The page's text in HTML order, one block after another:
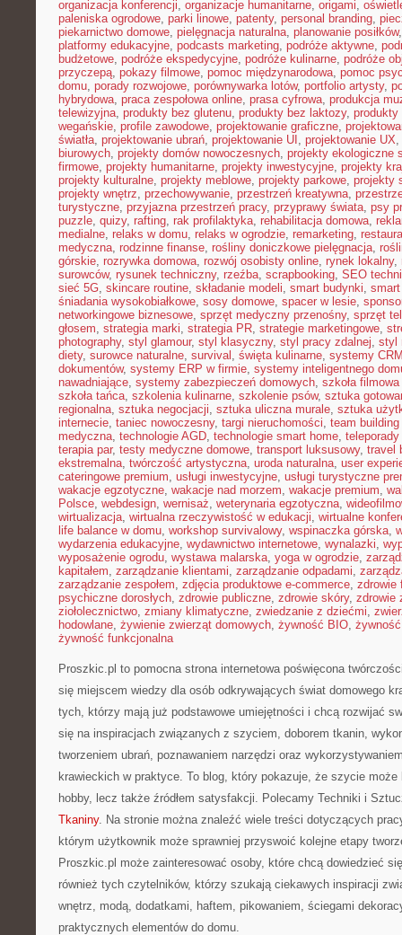
organizacja konferencji, organizacje humanitarne, origami,
paleniska ogrodowe, parki linowe, patenty, personal branding,
piekarnictwo domowe, pielęgnacja naturalna, planowanie posiłków
platformy edukacyjne, podcasts marketing, podróże aktywne,
budżetowe, podróże ekspedycyjne, podróże kulinarne, podróże
przyczepą, pokazy filmowe, pomoc międzynarodowa, pomoc
domu, porady rozwojowe, porównywarka lotów, portfolio artysty,
hybrydowa, praca zespołowa online, prasa cyfrowa, produkcja
telewizyjna, produkty bez glutenu, produkty bez laktozy, produkty
wegańskie, profile zawodowe, projektowanie graficzne,
światła, projektowanie ubrań, projektowanie UI , projektowanie UX,
biurowych, projekty domów nowoczesnych, projekty ekologiczne
firmowe, projekty humanitarne, projekty inwestycyjne, projekty
projekty kulturalne, projekty meblowe, projekty parkowe, projekty
projekty wnętrz, przechowywanie, przestrzeń kreatywna,
turystyczne, przyjazna przestrzeń pracy, przyprawy świata, psy
puzzle, quizy, rafting, rak profilaktyka, rehabilitacja domowa,
medialne, relaks w domu, relaks w ogrodzie, remarketing,
medyczna, rodzinne finanse, rośliny doniczkowe pielęgnacja,
górskie, rozrywka domowa, rozwój osobisty online, rynek lokalny,
surowców, rysunek techniczny, rzeźba, scrapbooking, SEO
sieć 5G, skincare routine, składanie modeli, smart budynki,
śniadania wysokobiałkowe, sosy domowe, spacer w lesie,
networkingowe biznesowe, sprzęt medyczny przenośny, sprzęt
głosem, strategia marki, strategia PR, strategie marketingowe,
photography, styl glamour, styl klasyczny, styl pracy zdalnej, styl
diety, surowce naturalne, survival , święta kulinarne, systemy
dokumentów, systemy ERP w firmie, systemy inteligentnego
nawadniające, systemy zabezpieczeń domowych, szkoła
szkoła tańca, szkolenia kulinarne, szkolenie psów, sztuka
regionalna, sztuka negocjacji, sztuka uliczna murale, sztuka
internecie, taniec nowoczesny, targi nieruchomości, team
medyczna, technologie AGD, technologie smart home,
terapia par, testy medyczne domowe, transport luksusowy, travel
ekstremalna, twórczość artystyczna, uroda naturalna, user
cateringowe premium, usługi inwestycyjne, usługi turystyczne
wakacje egzotyczne, wakacje nad morzem, wakacje premium,
Polsce, webdesign, wernisaż, weterynaria egzotyczna,
wirtualizacja, wirtualna rzeczywistość w edukacji, wirtualne
life balance w domu, workshop survivalowy, wspinaczka górska,
wydarzenia edukacyjne, wydawnictwo internetowe, wynalazki,
wyposażenie ogrodu, wystawa malarska, yoga w ogrodzie,
kapitałem, zarządzanie klientami, zarządzanie odpadami,
zarządzanie zespołem, zdjęcia produktowe e-commerce, zdrowie
psychiczne dorosłych, zdrowie publiczne, zdrowie skóry, zdrowie
ziołolecznictwo, zmiany klimatyczne, zwiedzanie z dziećmi,
hodowlane, żywienie zwierząt domowych, żywność BIO,
żywność funkcjonalna
Proszkic.pl to pomocna strona internetowa poświęcona
się miejscem wiedzy dla osób odkrywających świat domowego
tych, którzy mają już podstawowe umiejętności i chcą rozwijać
się na inspiracjach związanych z szyciem, doborem tkanin,
tworzeniem ubrań, poznawaniem narzędzi oraz
krawieckich w praktyce. To blog, który pokazuje, że szycie
hobby, lecz także źródłem satysfakcji. Polecamy Techniki i
Tkaniny. Na stronie można znaleźć wiele treści dotyczących
którym użytkownik może sprawniej przyswoić kolejne etapy
Proszkic.pl może zainteresować osoby, które chcą dowiedzieć
również tych czytelników, którzy szukają ciekawych inspiracji
wnętrz, modą, dodatkami, haftem, pikowaniem, ściegami
praktycznych elementów do domu.